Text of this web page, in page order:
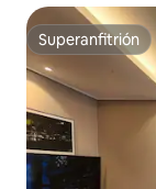
cama de
Superanfitrión
Superanfitrión